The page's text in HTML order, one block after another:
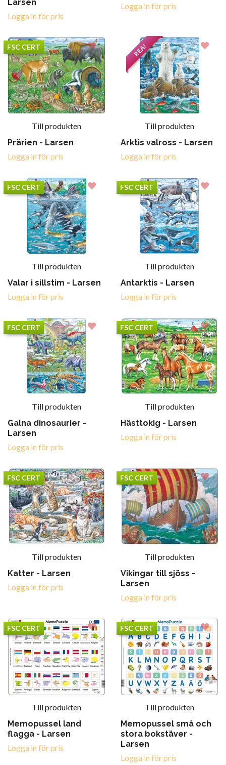
Larsen
Logga in för pris
Logga in för pris
FSC CERT
Till produkten
Prärien - Larsen
Logga in för pris
REA!
Till produkten
Arktis valross - Larsen
Logga in för pris
FSC CERT
Till produkten
Valar i sillstim - Larsen
Logga in för pris
FSC CERT
Till produkten
Antarktis - Larsen
Logga in för pris
FSC CERT
Till produkten
Galna dinosaurier -
Larsen
Logga in för pris
FSC CERT
Till produkten
Hästtokig - Larsen
Logga in för pris
FSC CERT
Till produkten
Katter - Larsen
Logga in för pris
FSC CERT
Till produkten
Vikingar till sjöss -
Larsen
Logga in för pris
FSC CERT
Till produkten
Memopussel land
flagga - Larsen
Logga in för pris
FSC CERT
Till produkten
Memopussel små och
stora bokstäver -
Larsen
Logga in för pris